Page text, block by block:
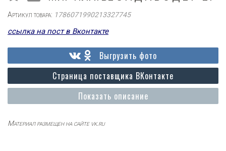
Артикул товара: 1786071990213327745
ссылка на пост в Вконтакте
Показать описание
Страница поставщика ВКонтакте
Выгрузить фото
Материал размещен на сайте vk.ru